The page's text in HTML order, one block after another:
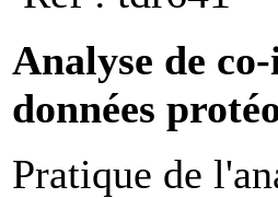
Analyse de
données
Pratique de